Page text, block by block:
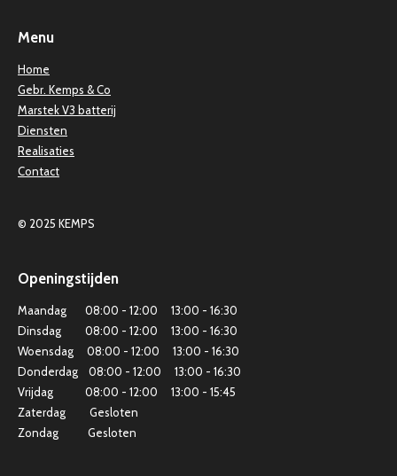
Menu
Home
Gebr. Kemps & Co
Marstek V3 batterij
Diensten
Realisaties
Contact
© 2025 KEMPS
Openingstijden
Maandag 08:00 - 12:00 13:00 - 16:30
Dinsdag 08:00 - 12:00 13:00 - 16:30
Woensdag 08:00 - 12:00 13:00 - 16:30
Donderdag 08:00 - 12:00 13:00 - 16:30
Vrijdag 08:00 - 12:00 13:00 - 15:45
Zaterdag Gesloten
Zondag Gesloten